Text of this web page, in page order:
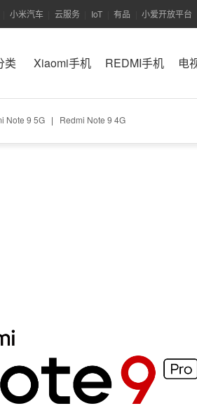
小米汽车 云服务 IoT 有品 小爱开放平台
类 Xiaomi手机 REDMI手机 电
Note 9 5G | Redmi Note 9 4G